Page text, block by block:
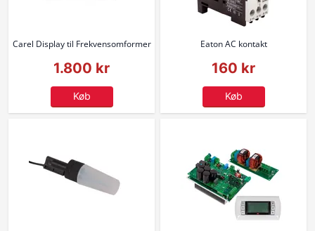
Carel Display til Frekvensomformer
1.800 kr
Køb
Eaton AC kontakt
160 kr
Køb